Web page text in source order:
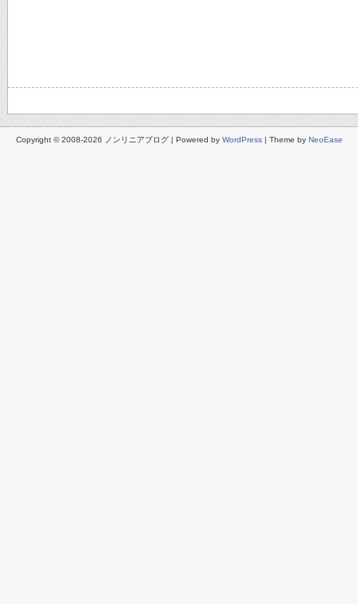
Copyright © 2008-2026 ノンリニアブログ | Powered by WordPress | Theme by NeoEase